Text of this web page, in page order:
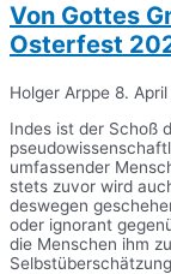
Von Gottes
Osterfest
Holger Arppe 8.
Indes ist der Schoß
umfassender
stets zuvor wird
deswegen
oder ignorant
die Menschen ihm